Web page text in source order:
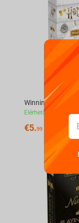
Elérhetőek
€5.99